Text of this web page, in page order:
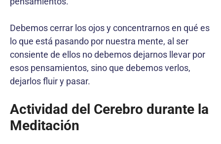
Debemos cerrar los ojos y concentrarnos en qué es
lo que está pasando por nuestra mente, al ser
consiente de ellos no debemos dejarnos llevar por
esos pensamientos, sino que debemos verlos,
dejarlos fluir y pasar.
Actividad del Cerebro durante la
Meditación